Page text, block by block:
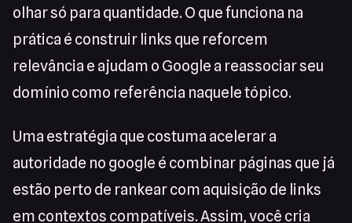
olhar só para quantidade. O que funciona na
prática é construir links que reforcem
relevância e ajudam o Google a reassociar seu
domínio como referência naquele tópico.
Uma estratégia que costuma acelerar a
autoridade no google é combinar páginas que já
estão perto de rankear com aquisição de links
em contextos compatíveis. Assim, você cria